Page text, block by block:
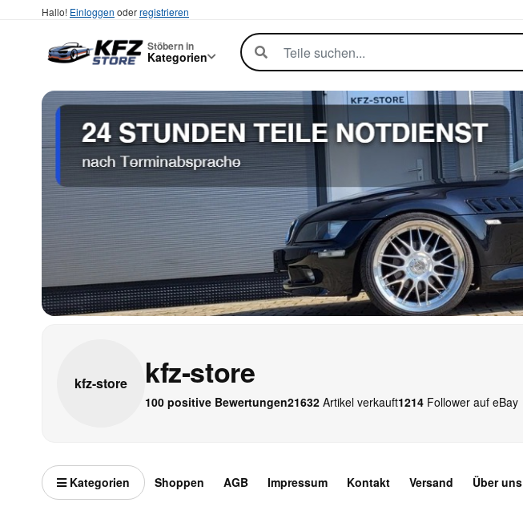
Hallo! Einloggen oderregistrieren
Stöbern in
Kategorien
kfz-store kfz-store
100 positive Bewertungen21632 Artikel verkauft1214 Follower auf eBay
Kategorien Shoppen AGB Impressum Kontakt Versand Über uns